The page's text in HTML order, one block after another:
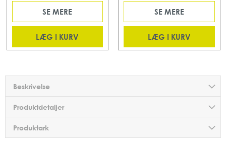
SE MERE
LÆG I KURV
SE MERE
LÆG I KURV
Beskrivelse
Produktdetaljer
Produktark